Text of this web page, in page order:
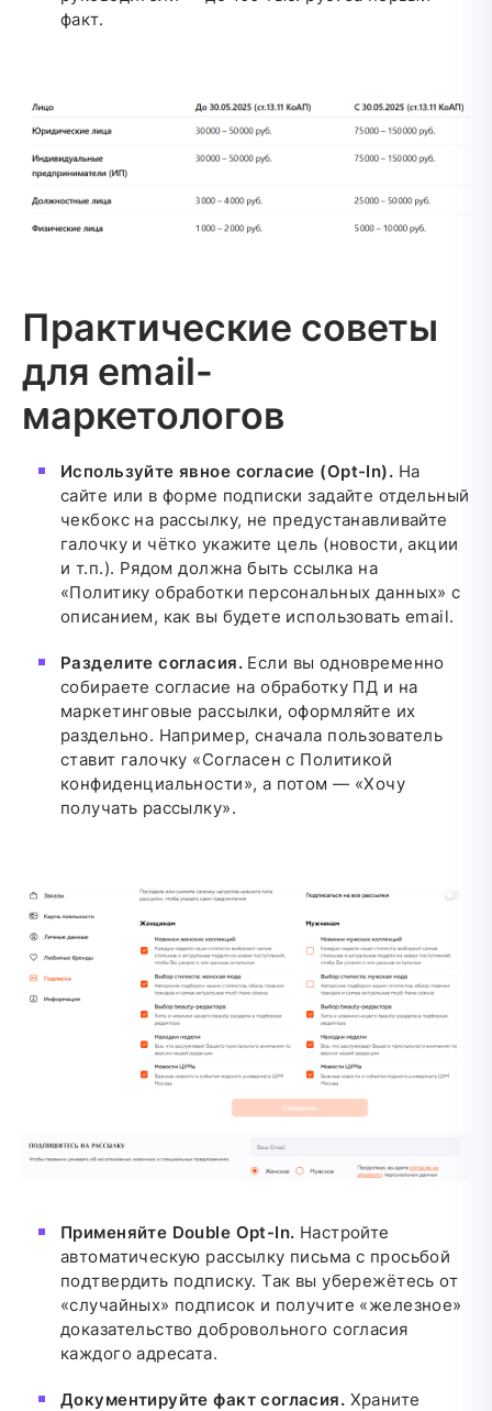
факт.
Практические советы
для email-
маркетологов
Используйте явное согласие (Opt-In). На
сайте или в форме подписки задайте отдельный
чекбокс на рассылку, не предустанавливайте
галочку и чётко укажите цель (новости, акции
и т.п.). Рядом должна быть ссылка на
«Политику обработки персональных данных» с
описанием, как вы будете использовать email.
Разделите согласия.Если вы одновременно
собираете согласие на обработку ПД и на
маркетинговые рассылки, оформляйте их
раздельно. Например, сначала пользователь
ставит галочку «Согласен с Политикой
конфиденциальности», а потом — «Хочу
получать рассылку».
Применяйте Double Opt-In. Настройте
автоматическую рассылку письма с просьбой
подтвердить подписку. Так вы убережётесь от
«случайных» подписок и получите «железное»
доказательство добровольного согласия
каждого адресата.
Документируйте факт согласия. Храните